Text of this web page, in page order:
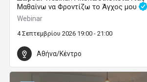
Μαθαίνω να Φροντίζω το Άγχος μου
Webinar
4 Σεπτεμβρίου 2026 19:00 - 21:00
Αθήνα/Κέντρο